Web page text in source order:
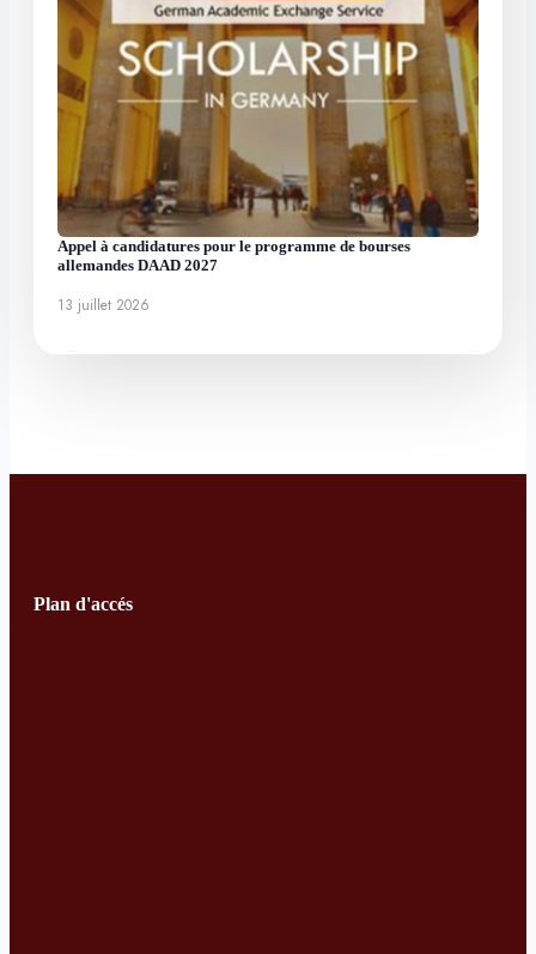
Appel à candidatures pour le programme de bourses
allemandes DAAD 2027
13 juillet 2026
Plan d'accés